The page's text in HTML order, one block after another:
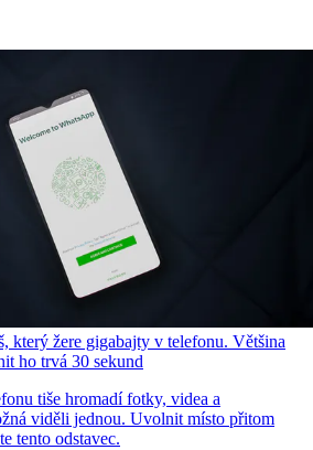
který žere gigabajty v telefonu. Většina
ho trvá 30 sekund
tiše hromadí fotky, videa a
viděli jednou. Uvolnit místo přitom
tento odstavec.